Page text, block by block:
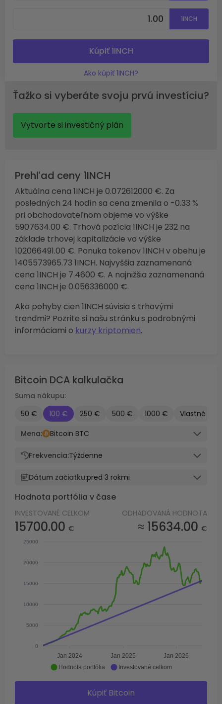
1INCH
Kúpiť 1INCH
Ako kúpiť 1INCH?
Ťažko si vyberáte svoju prvú investíciu?
Vytvorte si investičný plán
Prehľad ceny 1INCH
Aktuálna cena 1INCH je 0.072612000 €. Za
posledných 24 hodín sa cena zmenila o -0.33 %
pri obchodovateľnom objeme vo výške
5907634.00 €. Trhová pozícia 1INCH je 232 na
základe trhovej kapitalizácie vo výške
102066491.00 €. Ponuka tokenov 1INCH v obehu je
1405573965.73 1INCH. Najvyššia zaznamenaná
cena 1INCH je 7.4600 €. A najnižšia zaznamenaná
cena 1INCH je 0.056336000 €.
Ako pohyby cien 1INCH súvisia s trhovými
trendmi? Pozrite si našu stránku s podrobnými
informáciami o kurzy kriptomien.
Bitcoin DCA kalkulačka
Suma nákupu:
50 €
100 € 250 € 500 € 1000 €
Vlastné
Mena:
Bitcoin BTC
Frekvencia:Týždenne
Dátum začiatku:pred 3 rokmi
Hodnota portfólia v čase
INVESTOVANÉ CELKOM
15700.00 €
ODHADOVANÁ HODNOTA
≈ 15634.00 €
25000
20000
15000
10000
5000
0
Jan 2024 Jan 2025 Jan 2026
Hodnota portfólia Investované celkom
Kúpiť Bitcoin